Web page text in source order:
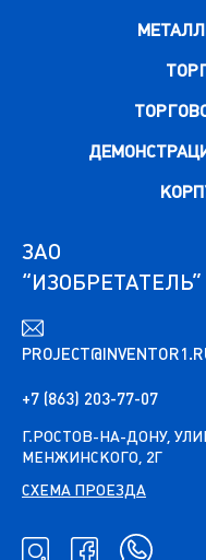
ЗАО
“ИЗОБРЕТАТЕЛЬ”
+7 (863) 203-77-07
Г.РОСТОВ-НА-ДОНУ,
МЕНЖИНСКОГО, 2Г
СХЕМА ПРОЕЗДА